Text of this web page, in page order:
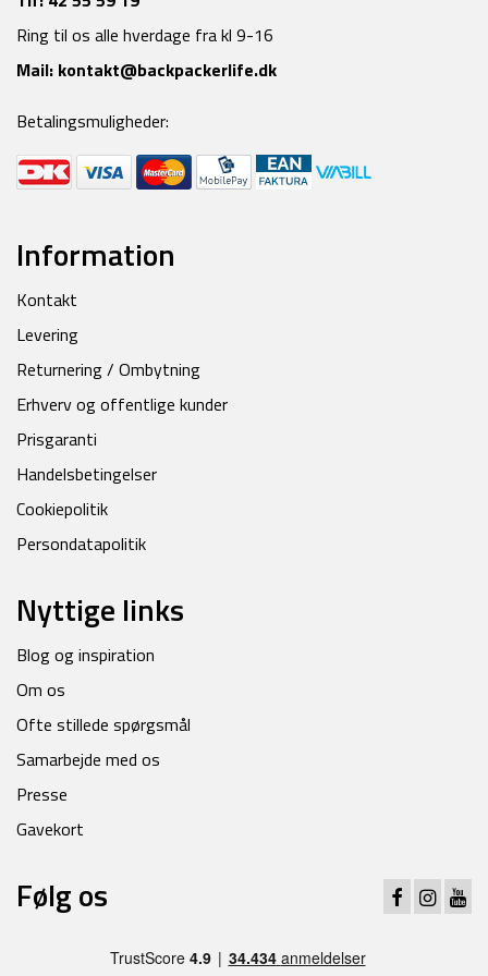
Ring til os alle hverdage fra kl 9-16
Mail: kontakt@backpackerlife.dk
Betalingsmuligheder:
Information
Kontakt
Levering
Returnering / Ombytning
Erhverv og offentlige kunder
Prisgaranti
Handelsbetingelser
Cookiepolitik
Persondatapolitik
Nyttige links
Blog og inspiration
Om os
Ofte stillede spørgsmål
Samarbejde med os
Presse
Gavekort
Følg os